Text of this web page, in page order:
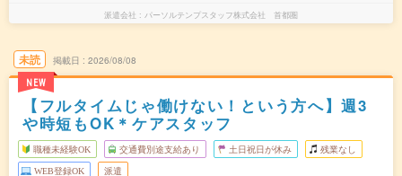
派遣会社 パーソルテンプスタッフ株式会社 首都圏
未読
NEW
掲載日 2026/08/08
【フルタイムじゃ働けない！という方へ】週3
や時短もOK＊ケアスタッフ
職種未経験OK 交通費別途支給あり 土日祝日が休み 残業なし
WEB登録OK 派遣